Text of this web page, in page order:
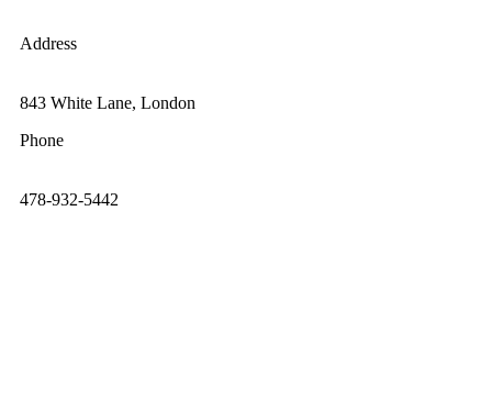
Address
843 White Lane, London
Phone
478-932-5442